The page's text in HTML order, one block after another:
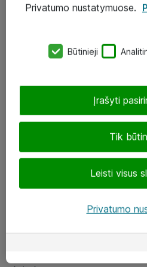
eShop@atea.lt
LinkedIn
Privatumo nustatymuose.
Būtinieji
Tik
Leisti visus
Įrašyti
Privatumo